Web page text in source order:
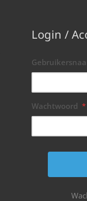
Login /
Wachtwoord *